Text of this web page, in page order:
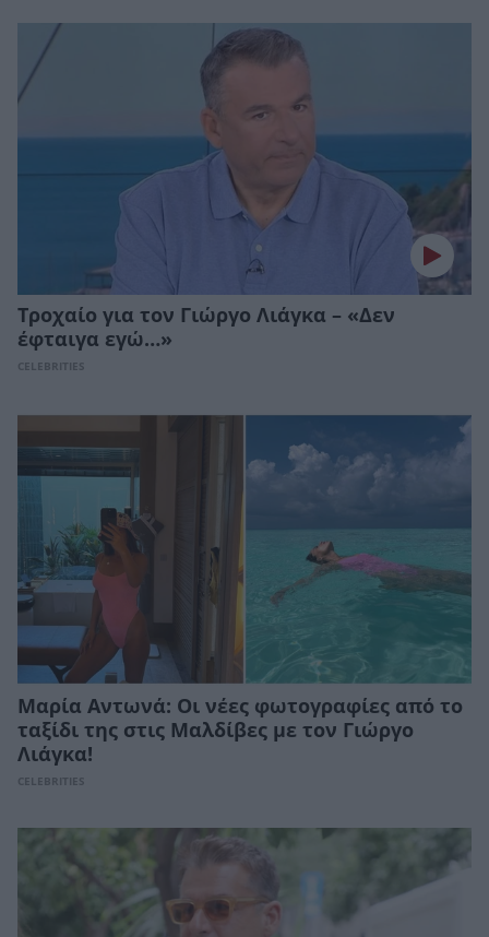
Τροχαίο για τον Γιώργο Λιάγκα – «Δεν
έφταιγα εγώ…»
CELEBRITIES
Μαρία Αντωνά: Οι νέες φωτογραφίες από το
ταξίδι της στις Μαλδίβες με τον Γιώργο
Λιάγκα!
CELEBRITIES